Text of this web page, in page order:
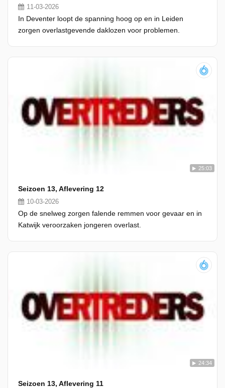
11-03-2026
In Deventer loopt de spanning hoog op en in Leiden
zorgen overlastgevende daklozen voor problemen.
25:03
Seizoen 13, Aflevering 12
10-03-2026
Op de snelweg zorgen falende remmen voor gevaar en in
Katwijk veroorzaken jongeren overlast.
24:34
Seizoen 13, Aflevering 11